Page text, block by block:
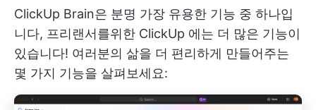
ClickUp Brain은 분명 가장 유용한 기능 중 하나입
니다, 프리랜서를위한 ClickUp 에는 더 많은 기능이
있습니다! 여러분의 삶을 더 편리하게 만들어주는
몇 가지 기능을 살펴보세요: